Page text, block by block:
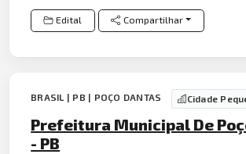
Edital Compartilhar
BRASIL | PB | POÇO DANTAS Cidade
Prefeitura Municipal De
- PB